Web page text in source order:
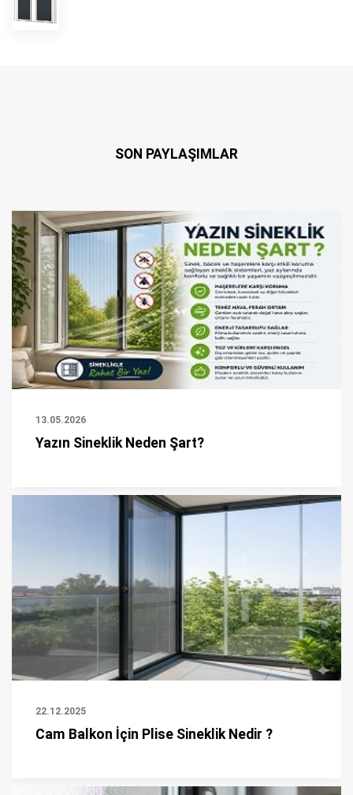
SON PAYLAŞIMLAR
13.05.2026
Yazın Sineklik Neden Şart?
22.12.2025
Cam Balkon İçin Plise Sineklik Nedir ?